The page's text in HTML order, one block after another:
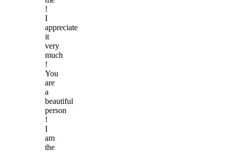
!
I
appreciate
it
very
much
!
You
are
a
beautiful
person
!
I
am
the